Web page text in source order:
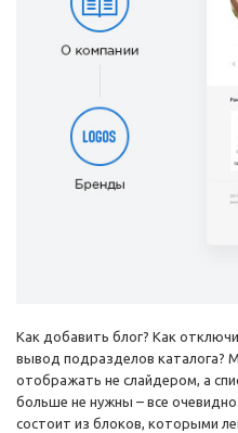
Как добавить блог? Как
вывод подразделов каталога?
отображать не слайдером, а
больше не нужны – все
состоит из блоков, которыми